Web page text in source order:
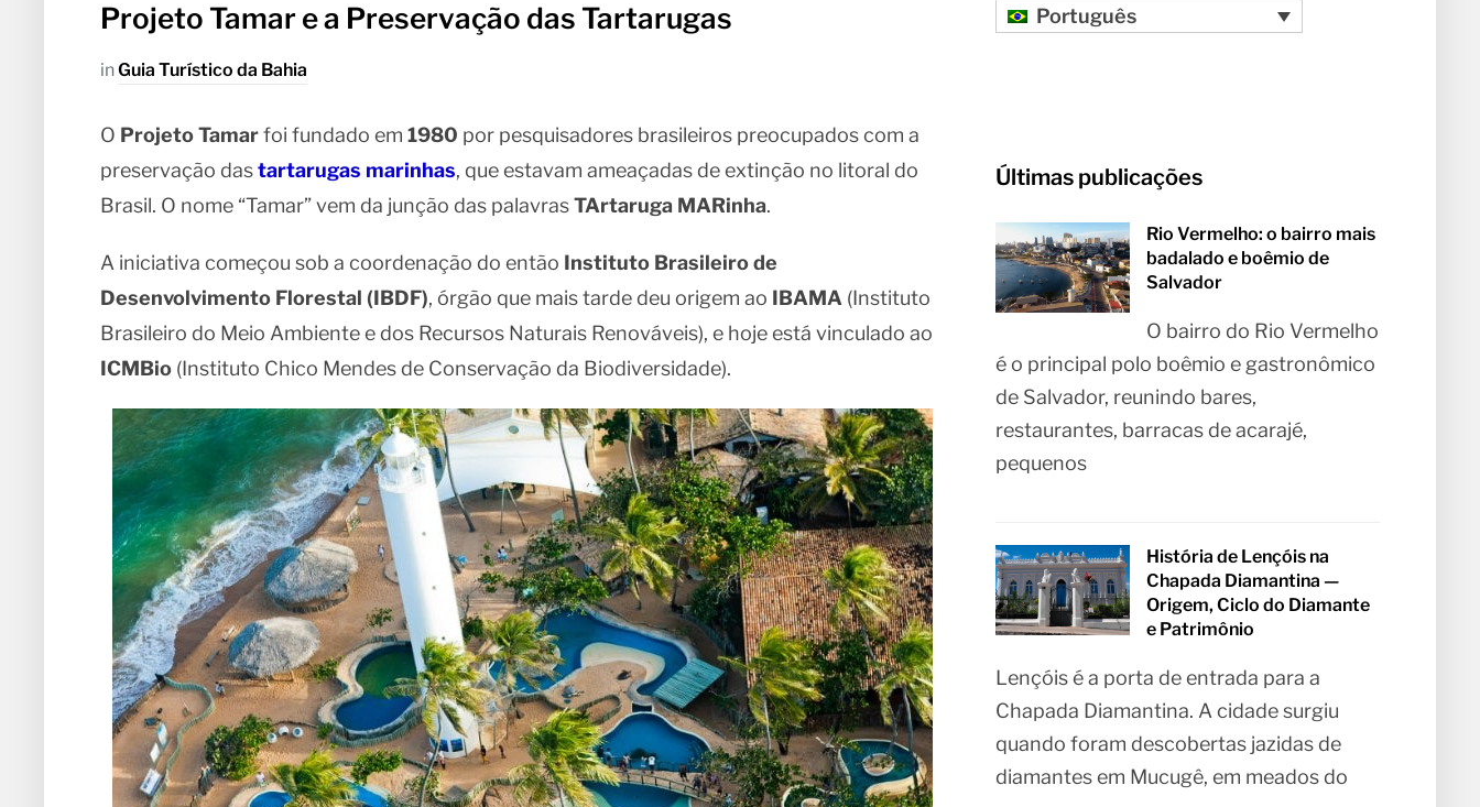
Projeto Tamar e a Preservação das Tartarugas
inGuia Turístico da Bahia
O Projeto Tamarfoi fundado em 1980 por pesquisadores brasileiros preocupados com a
preservação dastartarugas marinhas, que estavam ameaçadas de extinção no litoral do
Brasil. O nome “Tamar” vem da junção das palavrasTArtaruga MARinha.
A iniciativa começou sob a coordenação do então Instituto Brasileiro de
Desenvolvimento Florestal (IBDF), órgão que mais tarde deu origem ao IBAMA (Instituto
Brasileiro do Meio Ambiente e dos Recursos Naturais Renováveis), e hoje está vinculado ao
ICMBio(Instituto Chico Mendes de Conservação da Biodiversidade).
Português
Últimas publicações
Rio Vermelho: o bairro mais
badalado e boêmio de
Salvador
O bairro do Rio Vermelho
é o principal polo boêmio e gastronômico
de Salvador, reunindo bares,
restaurantes, barracas de acarajé,
pequenos
História de Lençóis na
Chapada Diamantina —
Origem, Ciclo do Diamante
e Patrimônio
Lençóis é a porta de entrada para a
Chapada Diamantina. A cidade surgiu
quando foram descobertas jazidas de
diamantes em Mucugê, em meados do